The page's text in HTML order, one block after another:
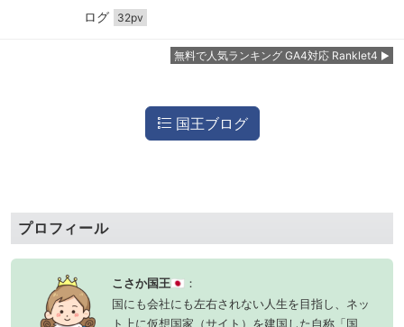
ログ
32pv
無料で人気ランキング GA4対応 Ranklet4
国王ブログ
プロフィール
こさか国王🇯🇵 ：
国にも会社にも左右されない人生を目指し、ネッ
ト上に仮想国家（サイト）を建国した自称「国